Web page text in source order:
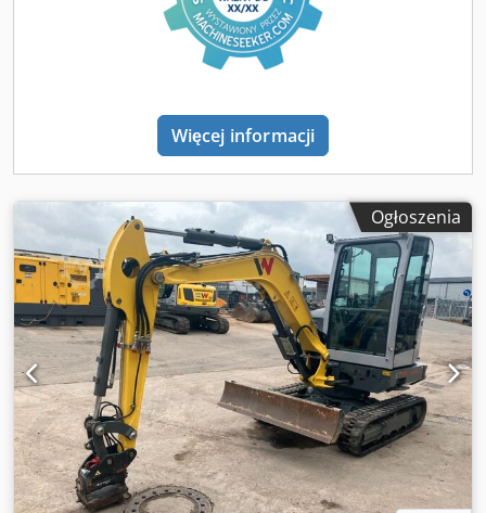
Więcej informacji
Ogłoszenia